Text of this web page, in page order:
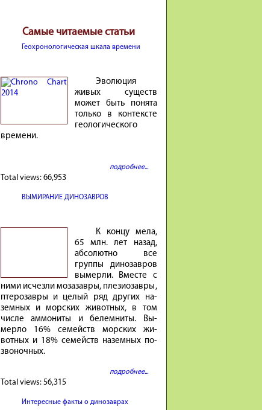
Самые читаемые статьи
Геохронологическая шкала времени
Эволюция
живых существ
может быть понята
только в контексте
геологического
времени.
подробнее...
Total views: 66,953
ВЫМИРАНИЕ ДИНОЗАВРОВ
К концу мела,
65 млн. лет на­зад,
аб­со­лютно все
группы ди­но­завров
вы­мерли. Вместе с
ними ис­чезли мо­за­завры, пле­зио­завры,
птеро­завры и це­лый ряд других на­
земных и мор­ских жи­вотных, в том
числе ам­мо­ниты и бе­лем­ниты. Вы­
мерло 16% се­мейств мор­ских жи­
вотных и 18% се­мейств на­земных по­
зво­ночных.
подробнее...
Total views: 56,315
Интересные факты о динозаврах